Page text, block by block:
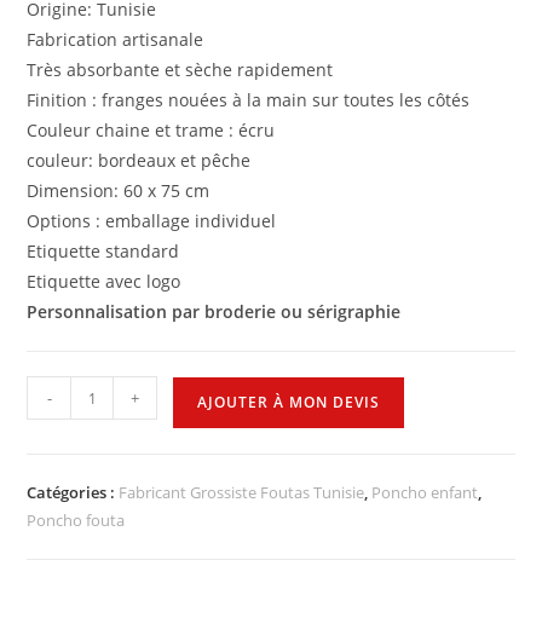
Origine: Tunisie
Fabrication artisanale
Très absorbante et sèche rapidement
Finition : franges nouées à la main sur toutes les côtés
Couleur chaine et trame : écru
couleur: bordeaux et pêche
Dimension: 60 x 75 cm
Options : emballage individuel
Etiquette standard
Etiquette avec logo
Personnalisation par broderie ou sérigraphie
- + AJOUTER À MON DEVIS
Catégories : Fabricant Grossiste Foutas Tunisie, Poncho enfant,
Poncho fouta